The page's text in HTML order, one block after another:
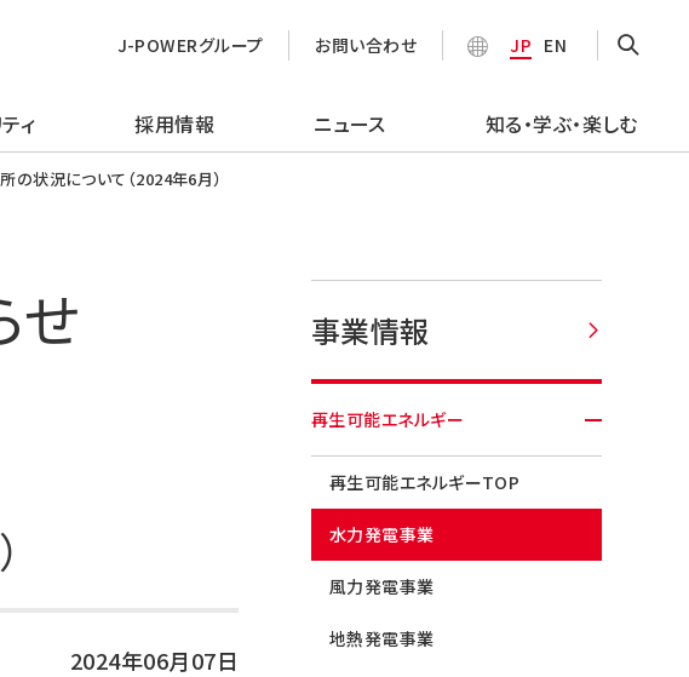
ィ 採用情報 ニュース 知る・学ぶ・楽しむ
J-POWERグループ お問い合わせ JP EN
の状況について（2024年6月）
せ
2024年06月07日
事業情報
再生可能エネルギー
再生可能エネルギーTOP
水力発電事業
風力発電事業
地熱発電事業